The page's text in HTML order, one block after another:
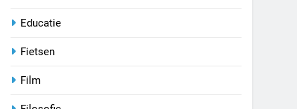
Educatie
Fietsen
Film